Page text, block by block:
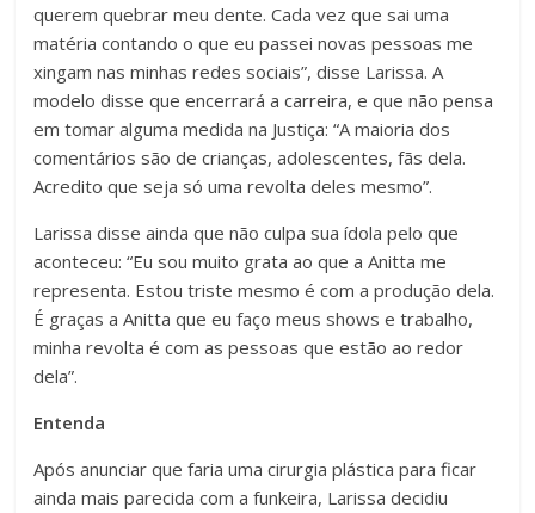
querem quebrar meu dente. Cada vez que sai uma
matéria contando o que eu passei novas pessoas me
xingam nas minhas redes sociais”, disse Larissa. A
modelo disse que encerrará a carreira, e que não pensa
em tomar alguma medida na Justiça: “A maioria dos
comentários são de crianças, adolescentes, fãs dela.
Acredito que seja só uma revolta deles mesmo”.
Larissa disse ainda que não culpa sua ídola pelo que
aconteceu: “Eu sou muito grata ao que a Anitta me
representa. Estou triste mesmo é com a produção dela.
É graças a Anitta que eu faço meus shows e trabalho,
minha revolta é com as pessoas que estão ao redor
dela”.
Entenda
Após anunciar que faria uma cirurgia plástica para ficar
ainda mais parecida com a funkeira, Larissa decidiu